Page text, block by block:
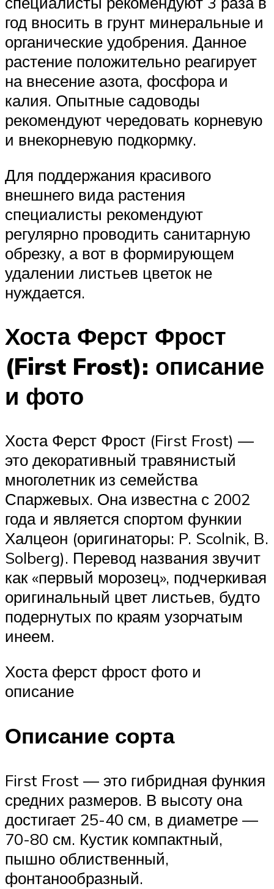
год вносить в грунт минеральные и
органические удобрения. Данное
растение положительно реагирует
на внесение азота, фосфора и
калия. Опытные садоводы
рекомендуют чередовать корневую
и внекорневую подкормку.
Для поддержания красивого
внешнего вида растения
специалисты рекомендуют
регулярно проводить санитарную
обрезку, а вот в формирующем
удалении листьев цветок не
нуждается.
Хоста Ферст Фрост
(First Frost): описание
и фото
Хоста Ферст Фрост (First Frost) —
это декоративный травянистый
многолетник из семейства
Спаржевых. Она известна с 2002
года и является спортом функии
Халцеон (оригинаторы: P. Scolnik, B.
Solberg). Перевод названия звучит
как «первый морозец», подчеркивая
оригинальный цвет листьев, будто
подернутых по краям узорчатым
инеем.
Хоста ферст фрост фото и
описание
Описание сорта
First Frost — это гибридная функия
средних размеров. В высоту она
достигает 25-40 см, в диаметре —
70-80 см. Кустик компактный,
пышно облиственный,
фонтанообразный.